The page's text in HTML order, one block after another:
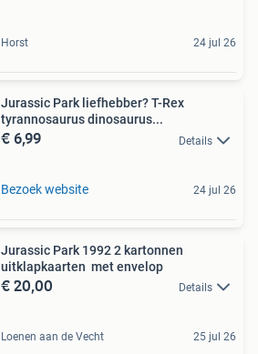
Horst 24 jul 26
Jurassic Park liefhebber? T-Rex
tyrannosaurus dinosaurus...
€ 6,99 Details
Bezoek website 24 jul 26
Jurassic Park 1992 2 kartonnen
uitklapkaarten met envelop
€ 20,00 Details
Loenen aan de Vecht 25 jul 26